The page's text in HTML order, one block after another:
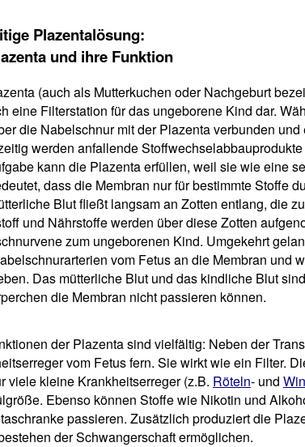
Plazentalösung:
und ihre Funktion
(auch als Mutterkuchen oder Nachgeburt
eine Filterstation für das ungeborene Kind dar.
die Nabelschnur mit der Plazenta verbunden
werden anfallende
kann die Plazenta erfüllen, weil sie wie eine
dass die Membran nur für bestimmte Stoffe
Blut fließt langsam an Zotten entlang, die
und Nährstoffe werden über diese Zotten
zum ungeborenen Kind. Umgekehrt
vom Fetus an die Membran und
Das mütterliche Blut und das kindliche Blut
die Membran nicht passieren können.
der Plazenta sind vielfältig: Neben der
vom Fetus fern. Sie wirkt wie ein Filter.
viele kleine Krankheitserreger (z.B. Röteln- und
Ebenso können Stoffe wie Nikotin und
passieren. Zusätzlich produziert die
der Schwangerschaft ermöglichen.